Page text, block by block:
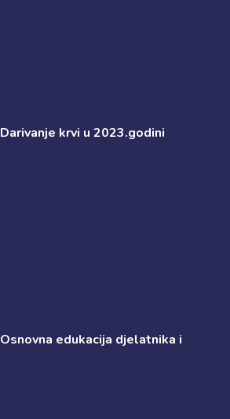
Darivanje krvi u 2023.godini
Osnovna edukacija djelatnika i